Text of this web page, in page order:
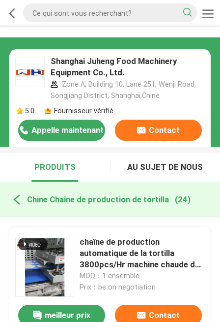
Shanghai Juheng Food Machinery
Equipment Co., Ltd.
Zone A, Building 10, Lane 251, Wenji Road,
Songjiang District, Shanghai,Chine
5.0
Fournisseur vérifié
Appelle maintenant Contact
PRODUITS AU SUJET DE NOUS
Chine Chaîne de production de tortilla (24)
chaîne de production
automatique de la tortilla
3800pcs/Hr machine chaude de
fabricant de tortilla de presse
industrielle
MOQ：1 ensemble
Prix：be on negotiation
meilleur prix Contact